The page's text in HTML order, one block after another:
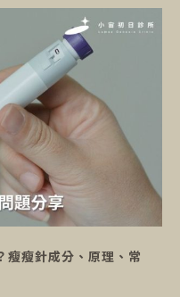
瘦瘦針成分、原理、常